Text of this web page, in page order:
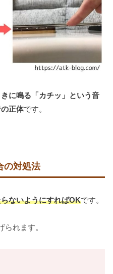
に鳴る「カチッ」という音
正体です。
の対処法
ないようにすればOKです。
れます。